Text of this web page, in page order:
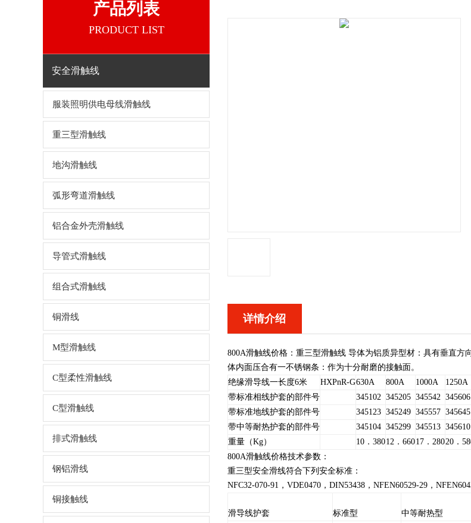
产品列表
PRODUCT LIST
安全滑触线
服装照明供电母线滑触线
重三型滑触线
地沟滑触线
弧形弯道滑触线
铝合金外壳滑触线
导管式滑触线
组合式滑触线
铜滑线
M型滑触线
C型柔性滑触线
C型滑触线
排式滑触线
钢铝滑线
铜接触线
详情介绍
800A滑触线价格 ：重三型滑触线 导体为铝质异型材：具有垂直
体内面压合有一不锈钢条：作为十分耐磨的接触面。
绝缘滑导线一长度6米
HXPnR-G630A 800A 1000A
1250A
带标准相线护套的部件号
345102 345205 345542 345606
带标准地线护套的部件号
345123 345249 345557 345645
带中等耐热护套的部件号
345104 345299 345513 345610
重量（Kg）
10．38012．66017．28020．
800A滑触线价格技术参数：
重三型安全滑线符合下列安全标准：
NFC32-070-91，VDE0470，DIN53438，NFEN60529-29，
滑导线护套 标准型 中等耐热型